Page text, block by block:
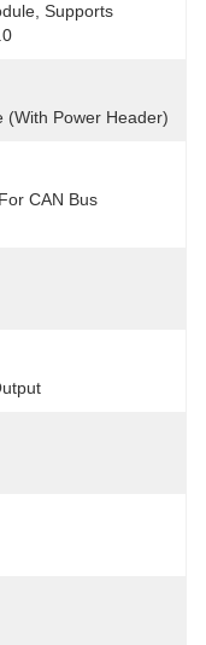
Supports
(with Power Header)
CAN Bus